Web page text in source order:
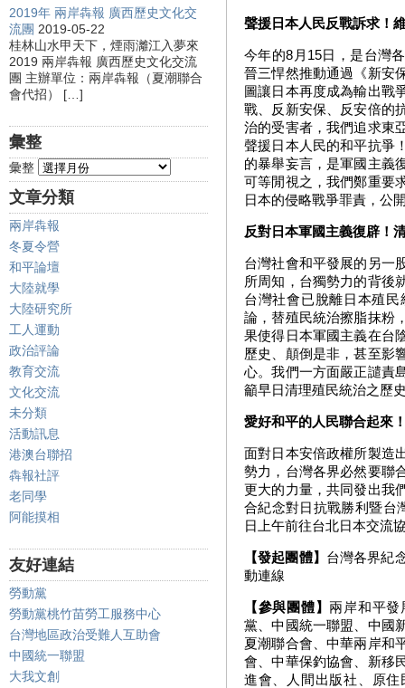
2019年 兩岸犇報 廣西歷史文化交
流團 2019-05-22
桂林山水甲天下，煙雨灕江入夢來
2019 兩岸犇報 廣西歷史文化交流
團 主辦單位：兩岸犇報（夏潮聯合
會代招） […]
彙整
彙整
文章分類
兩岸犇報
冬夏令營
和平論壇
大陸就學
大陸研究所
工人運動
政治評論
教育交流
文化交流
未分類
活動訊息
港澳台聯招
犇報社評
老同學
阿能摸相
友好連結
勞動黨
勞動黨桃竹苗勞工服務中心
台灣地區政治受難人互助會
中國統一聯盟
大我文創
聲援日本人民反戰訴求！
今年的8月15日，是台灣
晉三悍然推動通過《新安
圖讓日本再度成為輸出戰
戰、反新安保、反安倍的
治的受害者，我們追求東
聲援日本人民的和平抗爭
的暴舉妄言，是軍國主義
可等閒視之，我們鄭重要
日本的侵略戰爭罪責，公
反對日本軍國主義復辟！
台灣社會和平發展的另一
所周知，台獨勢力的背後
台灣社會已脫離日本殖
論，替殖民統治擦脂抹粉
果使得日本軍國主義在台
歷史、顛倒是非，甚至影
心。我們一方面嚴正譴責
籲早日清理殖民統治之歷
愛好和平的人民聯合起來
面對日本安倍政權所製造
勢力，台灣各界必然要聯
更大的力量，共同發出我
合紀念對日抗戰勝利暨台
日上午前往台北日本交流
【發起團體】 台灣各界紀
動連線
【參與團體】 兩岸和平發
黨、中國統一聯盟、中國
夏潮聯合會、中華兩岸和
會、中華保釣協會、新移
進會、人間出版社、原